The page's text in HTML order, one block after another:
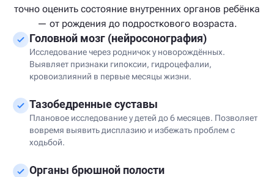
точно оценить состояние внутренних органов ребёнка
— от рождения до подросткового возраста.
Головной мозг (нейросонография)
Исследование через родничок у новорождённых.
Выявляет признаки гипоксии, гидроцефалии,
кровоизлияний в первые месяцы жизни.
Тазобедренные суставы
Плановое исследование у детей до 6 месяцев. Позволяет
вовремя выявить дисплазию и избежать проблем с
ходьбой.
Органы брюшной полости